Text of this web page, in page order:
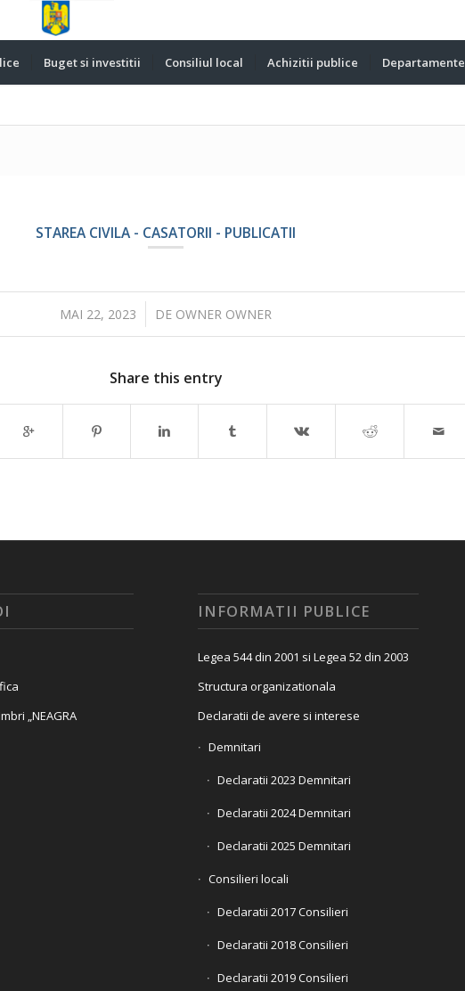
Buget si investitii Consiliul local Achizitii publice Departamente
STAREA CIVILA - CASATORII - PUBLICATII
MAI 22, 2023
/ DE OWNER OWNER
Share this entry
„NEAGRA
INFORMATII PUBLICE
Legea 544 din 2001 si Legea 52 din 2003
Structura organizationala
Declaratii de avere si interese
Demnitari
Declaratii 2023 Demnitari
Declaratii 2024 Demnitari
Declaratii 2025 Demnitari
Consilieri locali
Declaratii 2017 Consilieri
Declaratii 2018 Consilieri
Declaratii 2019 Consilieri